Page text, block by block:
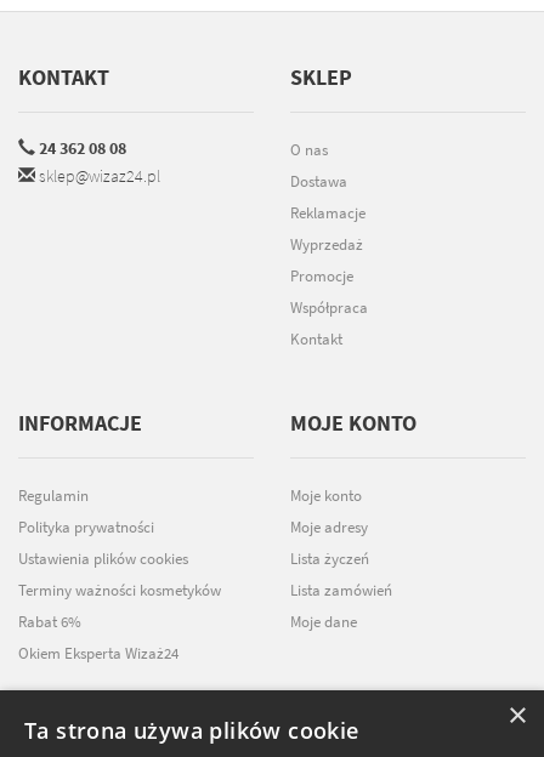
KONTAKT
24 362 08 08
sklep@wizaz24.pl
SKLEP
O nas
Dostawa
Reklamacje
Wyprzedaż
Promocje
Współpraca
Kontakt
INFORMACJE
Regulamin
Polityka prywatności
Ustawienia plików cookies
Terminy ważności kosmetyków
Rabat 6%
Okiem Eksperta Wizaż24
MOJE KONTO
Moje konto
Moje adresy
Lista życzeń
Lista zamówień
Moje dane
NEWSLETTER
×
Ta strona używa plików cookie